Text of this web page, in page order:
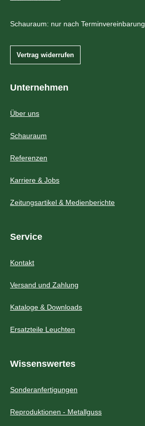
Schauraum: nur nach Terminvereinbarung
Vertrag widerrufen
Unternehmen
Über uns
Schauraum
Referenzen
Karriere & Jobs
Zeitungsartikel & Medienberichte
Service
Kontakt
Versand und Zahlung
Kataloge & Downloads
Ersatzteile Leuchten
Wissenswertes
Sonderanfertigungen
Reproduktionen - Metallguss